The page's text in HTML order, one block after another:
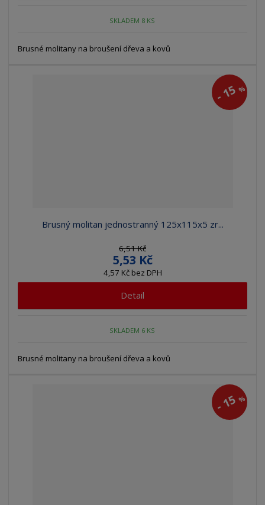
SKLADEM 8 KS
Brusné molitany na broušení dřeva a kovů
-15%
Brusný molitan jednostranný 125x115x5 zr...
6,51 Kč
5,53 Kč
4,57 Kč bez DPH
Detail
SKLADEM 6 KS
Brusné molitany na broušení dřeva a kovů
-15%